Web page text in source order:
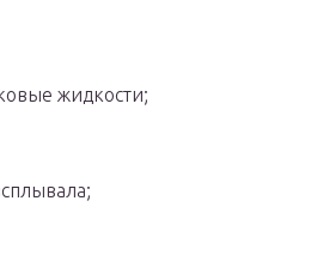
жидкости;